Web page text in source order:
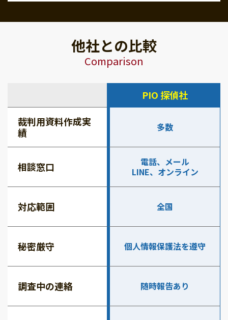
他社との比較
Comparison
PIO 探偵社
裁判用資料作成実
績
多数
相談窓口
電話、メール
LINE、オンライン
対応範囲 全国
秘密厳守 個人情報保護法を遵守
調査中の連絡 随時報告あり